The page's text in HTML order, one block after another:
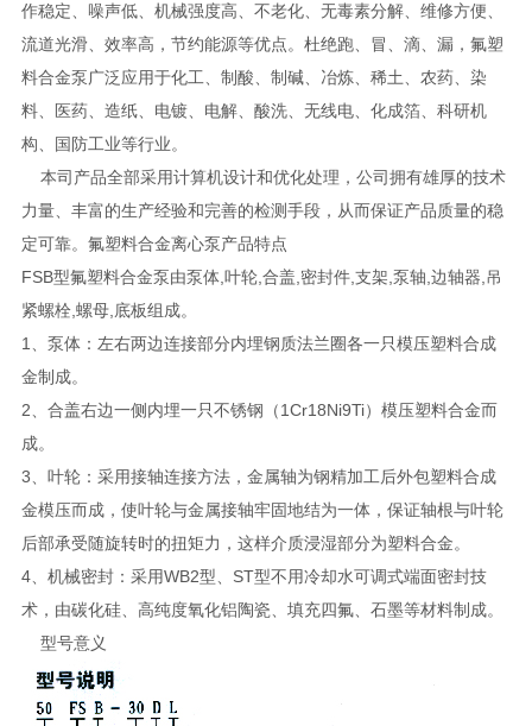
作稳定、噪声低、机械强度高、不老化、无毒素分解、维修方便、
流道光滑、效率高，节约能源等优点。杜绝跑、冒、滴、漏，氟塑
料合金泵广泛应用于化工、制酸、制碱、冶炼、稀土、农药、染
料、医药、造纸、电镀、电解、酸洗、无线电、化成箔、科研机
构、国防工业等行业。
本司产品全部采用计算机设计和优化处理，公司拥有雄厚的技术
力量、丰富的生产经验和完善的检测手段，从而保证产品质量的稳
定可靠。氟塑料合金离心泵产品特点
FSB型氟塑料合金泵由泵体,叶轮,合盖,密封件,支架,泵轴,边轴器,吊
紧螺栓,螺母,底板组成。
1、泵体：左右两边连接部分内埋钢质法兰圈各一只模压塑料合成
金制成。
2、合盖右边一侧内埋一只不锈钢（1Cr18Ni9Ti）模压塑料合金而
成。
3、叶轮：采用接轴连接方法，金属轴为钢精加工后外包塑料合成
金模压而成，使叶轮与金属接轴牢固地结为一体，保证轴根与叶轮
后部承受随旋转时的扭矩力，这样介质浸湿部分为塑料合金。
4、机械密封：采用WB2型、ST型不用冷却水可调式端面密封技
术，由碳化硅、高纯度氧化铝陶瓷、填充四氟、石墨等材料制成。
型号意义